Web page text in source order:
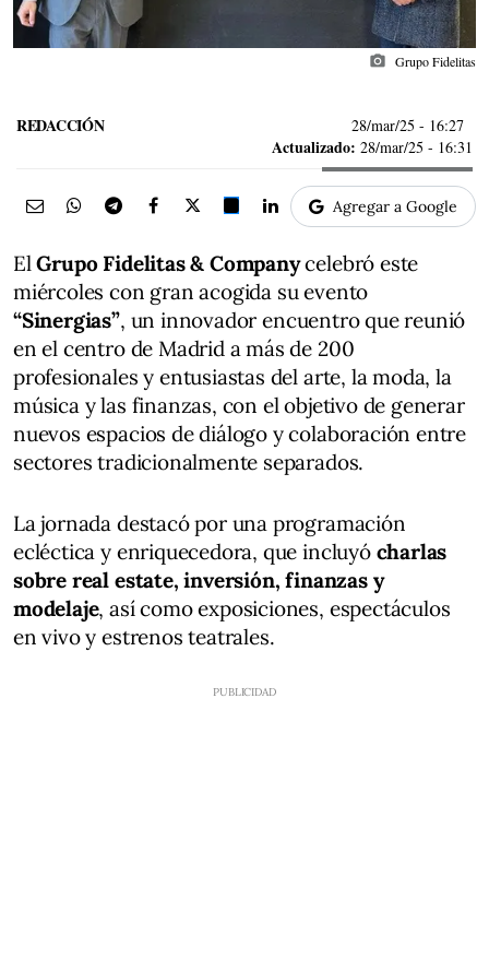
photo_camera Grupo Fidelitas
REDACCIÓN 28/mar/25 - 16:27
Actualizado: 28/mar/25 - 16:31
Agregar a Google
ElGrupo Fidelitas & Companycelebró este
miércoles con gran acogida su evento
“Sinergias”, un innovador encuentro que reunió
en el centro de Madrid a más de 200
profesionales y entusiastas del arte, la moda, la
música y las finanzas, con el objetivo de generar
nuevos espacios de diálogo y colaboración entre
sectores tradicionalmente separados.
La jornada destacó por una programación
ecléctica y enriquecedora, que incluyó charlas
sobre real estate, inversión, finanzas y
modelaje, así como exposiciones, espectáculos
en vivo y estrenos teatrales.